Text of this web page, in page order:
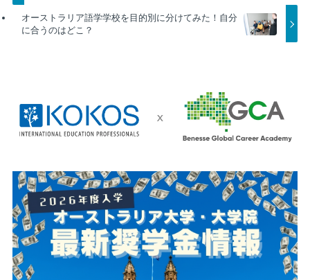
オーストラリア語学学校を目的別に分けてみた！自分
に合うのはどこ？